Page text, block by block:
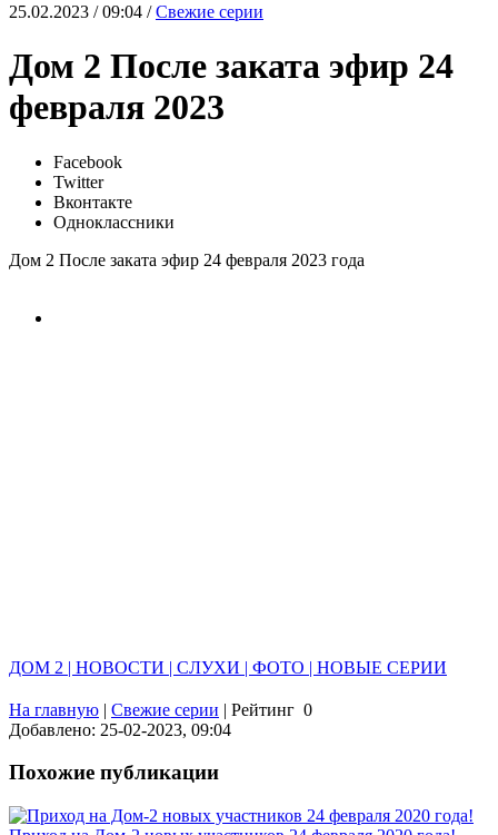
25.02.2023 / 09:04 /Свежие серии
Дом 2 После заката эфир 24
февраля 2023
Facebook
Twitter
Вконтакте
Одноклассники
Дом 2 После заката эфир 24 февраля 2023 года
ДОМ 2 | НОВОСТИ | СЛУХИ | ФОТО | НОВЫЕ СЕРИИ
На главную | Свежие серии | Рейтинг 0
Добавлено: 25-02-2023, 09:04
Похожие публикации